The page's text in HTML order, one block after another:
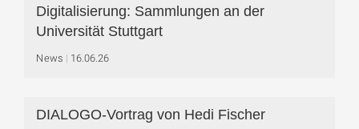
Digitalisierung: Sammlungen an der
Universität Stuttgart
News 16.06.26
DIALOGO-Vortrag von Hedi Fischer